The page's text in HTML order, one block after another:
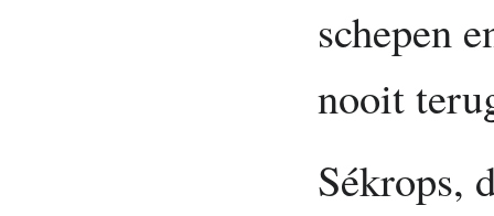
schepen
nooit
Sékrops,